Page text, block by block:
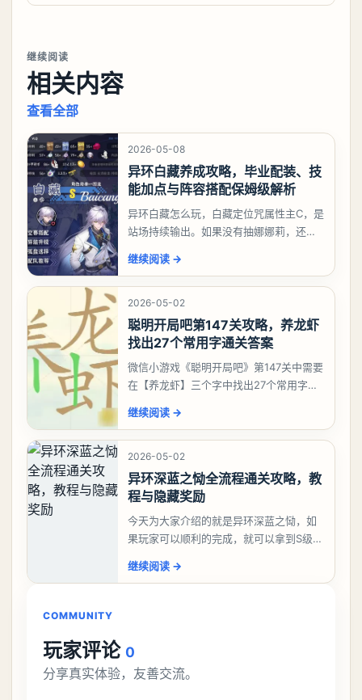
继续阅读
相关内容
查看全部
2026-05-08
异环白藏养成攻略，毕业配装、技
能加点与阵容搭配保姆级解析
异环白藏怎么玩，白藏定位咒属性主C，是
站场持续输出。如果没有抽娜娜莉，还没
有娜娜莉缺另外一个二队C想打深渊也可以
考虑养个白藏
继续阅读 →
2026-05-02
聪明开局吧第147关攻略，养龙虾
找出27个常用字通关答案
微信小游戏《聪明开局吧》第147关中需要
在【养龙虾】三个字中找出27个常用字，
大、夫、夰、巾、中、虫、下、虾、卜、
囗、吓、卟、
继续阅读 →
2026-05-02
异环深蓝之恸全流程通关攻略，教
程与隐藏奖励
今天为大家介绍的就是异环深蓝之恸，如
果玩家可以顺利的完成，就可以拿到S级弧
比较高的，对于那些新手玩家并不建议直
继续阅读 →
COMMUNITY
玩家评论 0
分享真实体验，友善交流。